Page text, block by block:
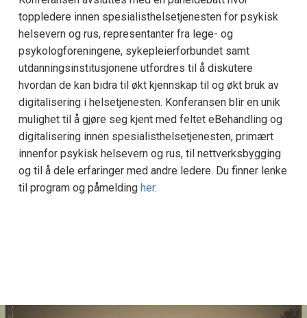
toppledere innen spesialisthelsetjenesten for psykisk
helsevern og rus, representanter fra lege- og
psykologforeningene, sykepleierforbundet samt
utdanningsinstitusjonene utfordres til å diskutere
hvordan de kan bidra til økt kjennskap til og økt bruk av
digitalisering i helsetjenesten. Konferansen blir en unik
mulighet til å gjøre seg kjent med feltet eBehandling og
digitalisering innen spesialisthelsetjenesten, primært
innenfor psykisk helsevern og rus, til nettverksbygging
og til å dele erfaringer med andre ledere. Du finner lenke
til program og påmeldingher.